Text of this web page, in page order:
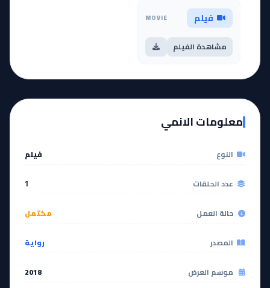
فيلم MOVIE
مشاهدة الفيلم
معلومات الانمي
النوع فيلم
عدد الحلقات 1
حالة العمل مكتمل
المصدر رواية
موسم العرض 2018